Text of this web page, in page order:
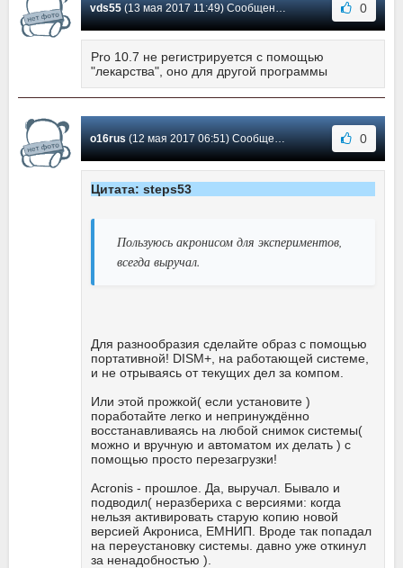
vds55(13 мая 2017 11:49) Сообщение #74 0
Pro 10.7 не регистрируется с помощью
"лекарства", оно для другой программы
o16rus(12 мая 2017 06:51) Сообщение #73 0
Цитата: steps53
Пользуюсь акронисом для экспериментов,
всегда выручал.
Для разнообразия сделайте образ с помощью
портативной! DISM+, на работающей системе,
и не отрываясь от текущих дел за компом.
Или этой прожкой( если установите )
поработайте легко и непринуждённо
восстанавливаясь на любой снимок системы(
можно и вручную и автоматом их делать ) с
помощью просто перезагрузки!
Acronis - прошлое. Да, выручал. Бывало и
подводил( неразбериха с версиями: когда
нельзя активировать старую копию новой
версией Акрониса, ЕМНИП. Вроде так попадал
на переустановку системы. давно уже откинул
за ненадобностью ).